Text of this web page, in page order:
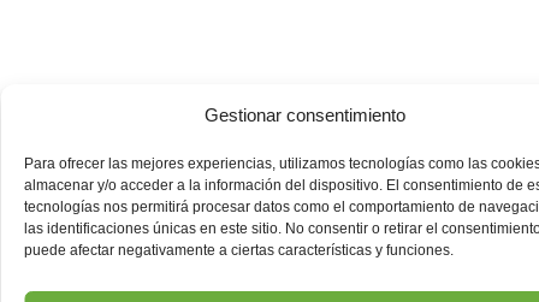
Gestionar consentimiento
Para ofrecer las mejores experiencias, utilizamos tecnologías como las
almacenar y/o acceder a la información del dispositivo. El consentimiento de
tecnologías nos permitirá procesar datos como el comportamiento de
las identificaciones únicas en este sitio. No consentir o retirar el
puede afectar negativamente a ciertas características y funciones.